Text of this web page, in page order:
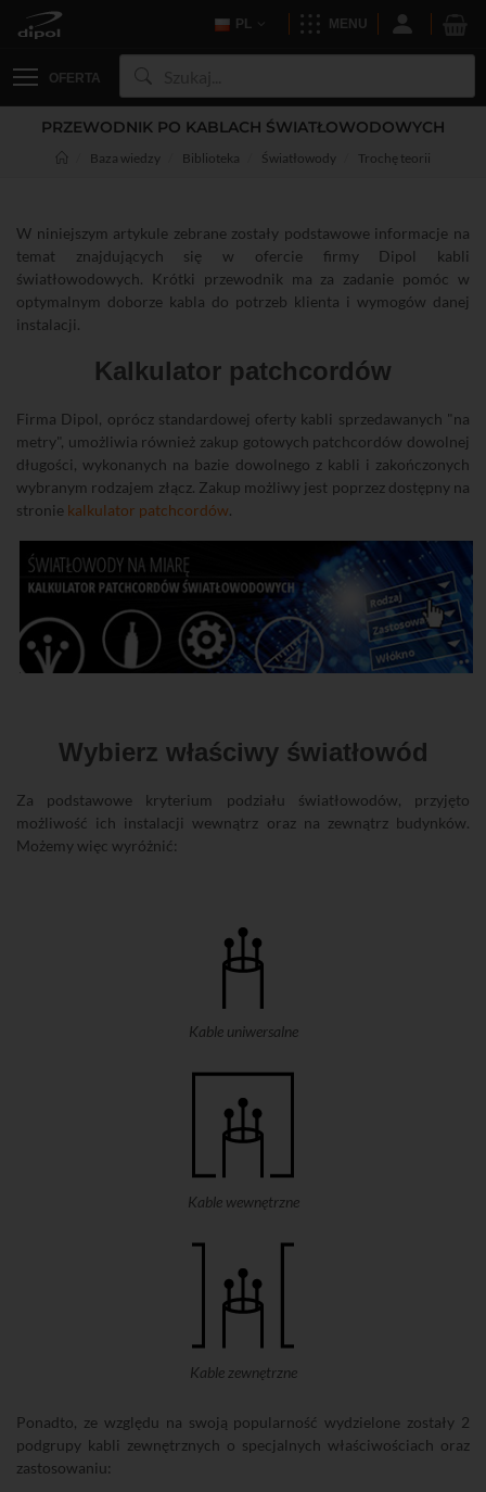
PL MENU
OFERTA
PRZEWODNIK PO KABLACH ŚWIATŁOWODOWYCH
Baza wiedzy Biblioteka Światłowody Trochę teorii
W niniejszym artykule zebrane zostały podstawowe informacje na
temat znajdujących się w ofercie firmy Dipol kabli
światłowodowych. Krótki przewodnik ma za zadanie pomóc w
optymalnym doborze kabla do potrzeb klienta i wymogów danej
instalacji.
Kalkulator patchcordów
Firma Dipol, oprócz standardowej oferty kabli sprzedawanych "na
metry", umożliwia również zakup gotowych patchcordów dowolnej
długości, wykonanych na bazie dowolnego z kabli i zakończonych
wybranym rodzajem złącz. Zakup możliwy jest poprzez dostępny na
stronie kalkulator patchcordów.
Wybierz właściwy światłowód
Za podstawowe kryterium podziału światłowodów, przyjęto
możliwość ich instalacji wewnątrz oraz na zewnątrz budynków.
Możemy więc wyróżnić:
Kable uniwersalne
Kable wewnętrzne
Kable zewnętrzne
Ponadto, ze względu na swoją popularność wydzielone zostały 2
podgrupy kabli zewnętrznych o specjalnych właściwościach oraz
zastosowaniu: